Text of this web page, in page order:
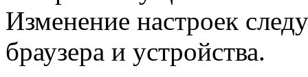
Изменение настроек
браузера и устройства.